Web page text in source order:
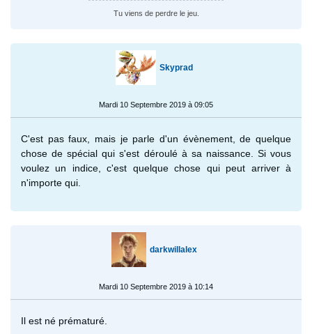
Tu viens de perdre le jeu.
Skyprad
Mardi 10 Septembre 2019 à 09:05
C'est pas faux, mais je parle d'un évènement, de quelque
chose de spécial qui s'est déroulé à sa naissance. Si vous
voulez un indice, c'est quelque chose qui peut arriver à
n'importe qui.
darkwillalex
Mardi 10 Septembre 2019 à 10:14
Il est né prématuré.